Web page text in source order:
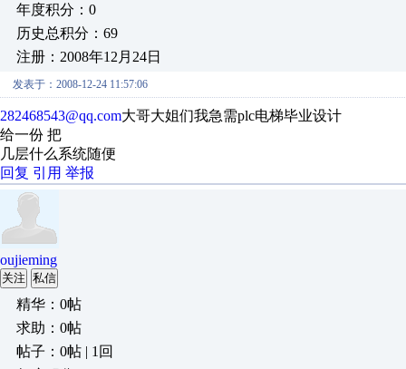
年度积分：0
历史总积分：69
注册：2008年12月24日
发表于：2008-12-24 11:57:06
282468543@qq.com大哥大姐们我急需plc电梯毕业设计
给一份 把
几层什么系统随便
回复 引用 举报
oujieming
关注 私信
精华：0帖
求助：0帖
帖子：0帖 | 1回